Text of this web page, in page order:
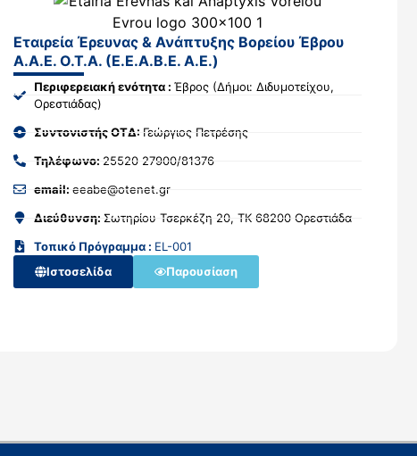
Εταιρεία Έρευνας & Ανάπτυξης Βορείου Έβρου
Α.Α.Ε. Ο.Τ.Α. (Ε.Ε.Α.Β.Ε. Α.Ε.)
Περιφερειακή ενότητα : Έβρος (Δήμοι: Διδυμοτείχου,
Ορεστιάδας)
Συντονιστής ΟΤΔ: Γεώργιος Πετρέσης
Τηλέφωνο: 25520 27900/81376
email: eeabe@otenet.gr
Διεύθυνση: Σωτηρίου Τσερκέζη 20, ΤΚ 68200 Ορεστιάδα
Τοπικό Πρόγραμμα : EL-001
Ιστοσελίδα
Παρουσίαση